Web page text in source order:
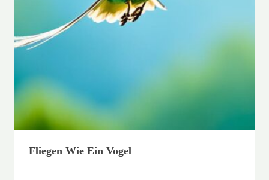
Fliegen Wie Ein Vogel